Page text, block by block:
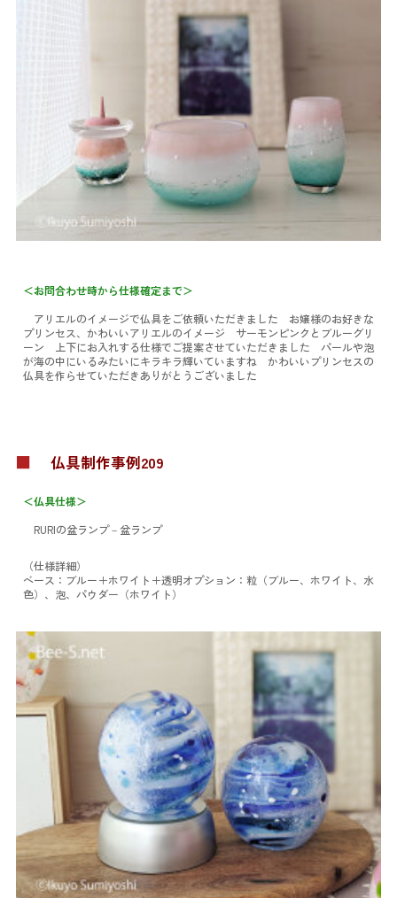
＜お問合わせ時から仕様確定まで＞
アリエルのイメージで仏具をご依頼いただきました お嬢様のお好きな
プリンセス、かわいいアリエルのイメージ サーモンピンクとブルーグリ
ーン 上下にお入れする仕様でご提案させていただきました パールや泡
が海の中にいるみたいにキラキラ輝いていますね かわいいプリンセスの
仏具を作らせていただきありがとうございました
■ 仏具制作事例209
＜仏具仕様＞
RURIの盆ランプ－盆ランプ
（仕様詳細）
ベース：ブルー＋ホワイト＋透明オプション：粒（ブルー、ホワイト、水
色）、泡、パウダー（ホワイト）